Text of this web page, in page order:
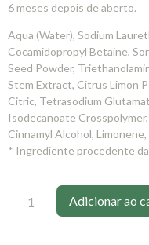
6 meses depois de aberto.
Aqua (Water), Sodium
Cocamidopropyl Betaine,
Seed Powder,
Stem Extract, Citrus Limon
Citric, Tetrasodium
Isodecanoate
Cinnamyl Alcohol,
* Ingrediente procedente
Adicionar ao